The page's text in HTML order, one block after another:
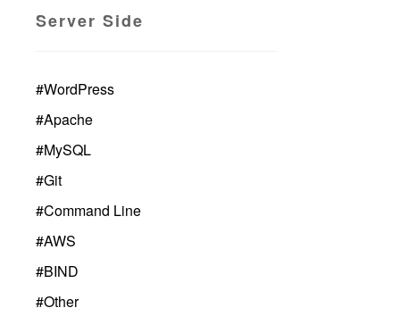
Server Side
#WordPress
#Apache
#MySQL
#Git
#Command Line
#AWS
#BIND
#Other